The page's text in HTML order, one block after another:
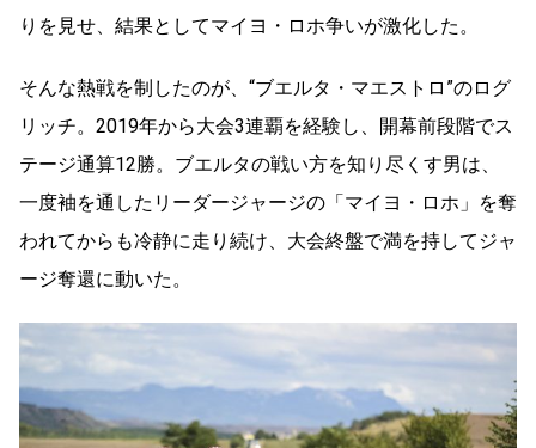
りを見せ、結果としてマイヨ・ロホ争いが激化した。
そんな熱戦を制したのが、“ブエルタ・マエストロ”のログ
リッチ。2019年から大会3連覇を経験し、開幕前段階でス
テージ通算12勝。ブエルタの戦い方を知り尽くす男は、
一度袖を通したリーダージャージの「マイヨ・ロホ」を奪
われてからも冷静に走り続け、大会終盤で満を持してジャ
ージ奪還に動いた。